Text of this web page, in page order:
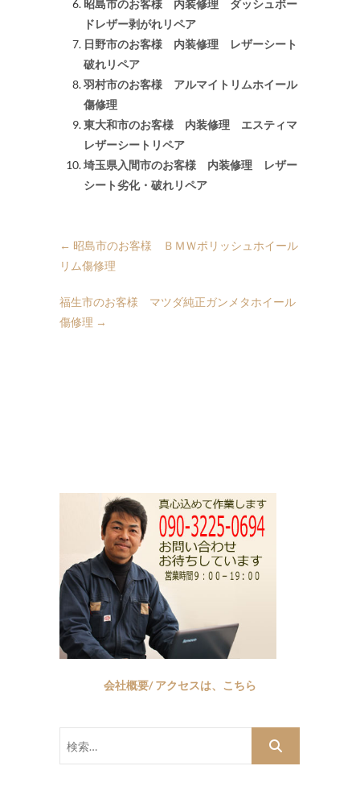
昭島市のお客様 内装修理 ダッシュボー
ドレザー剥がれリペア
日野市のお客様 内装修理 レザーシート
破れリペア
羽村市のお客様 アルマイトリムホイール
傷修理
東大和市のお客様 内装修理 エスティマ
レザーシートリペア
埼玉県入間市のお客様 内装修理 レザー
シート劣化・破れリペア
← 昭島市のお客様 ＢＭＷポリッシュホイール
リム傷修理
福生市のお客様 マツダ純正ガンメタホイール
傷修理 →
会社概要/ アクセスは、こちら